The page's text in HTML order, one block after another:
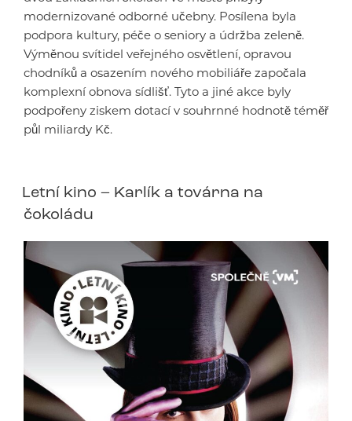
modernizované odborné učebny. Posílena byla
podpora kultury, péče o seniory a údržba zeleně.
Výměnou svítidel veřejného osvětlení, opravou
chodníků a osazením nového mobiliáře započala
komplexní obnova sídlišť. Tyto a jiné akce byly
podpořeny ziskem dotací v souhrnné hodnotě téměř
půl miliardy Kč.
Letní kino – Karlík a továrna na
čokoládu